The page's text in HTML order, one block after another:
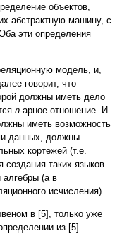
объектов,
абстрактную машину, с
эти определения
модель, и,
говорит, что
должны иметь дело
n-арное отношение. И
иметь возможность
данных, должны
кортежей (т.е.
создания таких языков
алгебры (а в
исчисления).
в [5], только уже
из [5]